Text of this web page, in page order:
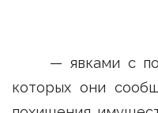
— явками с
которых они